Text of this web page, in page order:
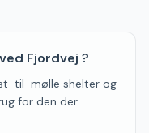
Fjordvej ?
til-mølle shelter og
for den der